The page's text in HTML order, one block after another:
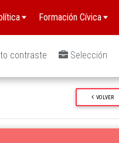
Formación Cívica
contraste Selección
VOLVER